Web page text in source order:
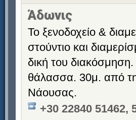
Άδωνις
Το ξενοδοχείο &
στούντιο και
δική του
θάλασσα. 30μ. από
Νάουσας.
+30 22840 51462,